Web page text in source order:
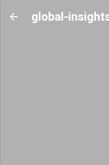
Skip to
global-